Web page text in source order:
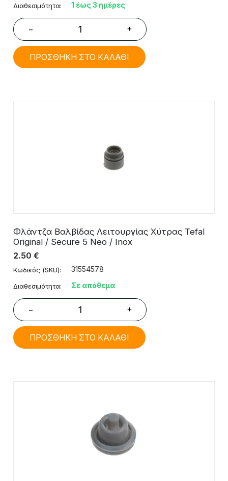
Διαθεσιμότητα: 1 έως 3 ημέρες
− +
ΠΡΟΣΘΗΚΗ ΣΤΟ ΚΑΛΑΘΙ
Φλάντζα Βαλβίδας Λειτουργίας Χύτρας Tefal
Original / Secure 5 Neo / Inox
2.50 €
Κωδικός (SKU): 31554578
Διαθεσιμότητα: Σε απόθεμα
− +
ΠΡΟΣΘΗΚΗ ΣΤΟ ΚΑΛΑΘΙ